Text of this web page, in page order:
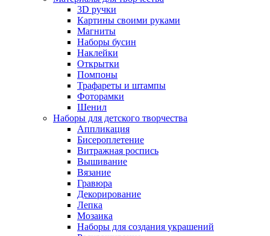
3D ручки
Картины своими руками
Магниты
Наборы бусин
Наклейки
Открытки
Помпоны
Трафареты и штампы
Фоторамки
Шенил
Наборы для детского творчества
Аппликация
Бисероплетение
Витражная роспись
Вышивание
Вязание
Гравюра
Декорирование
Лепка
Мозаика
Наборы для создания украшений